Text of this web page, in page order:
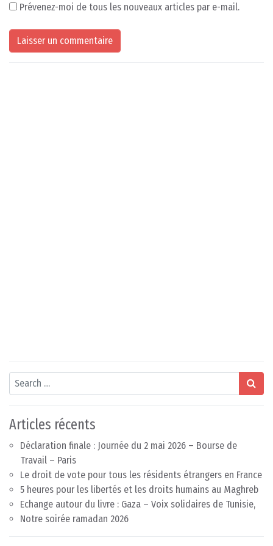
Prévenez-moi de tous les nouveaux articles par e-mail.
Search
Articles récents
Déclaration finale : Journée du 2 mai 2026 – Bourse de
Travail – Paris
Le droit de vote pour tous les résidents étrangers en France
5 heures pour les libertés et les droits humains au Maghreb
Echange autour du livre : Gaza – Voix solidaires de Tunisie,
Notre soirée ramadan 2026